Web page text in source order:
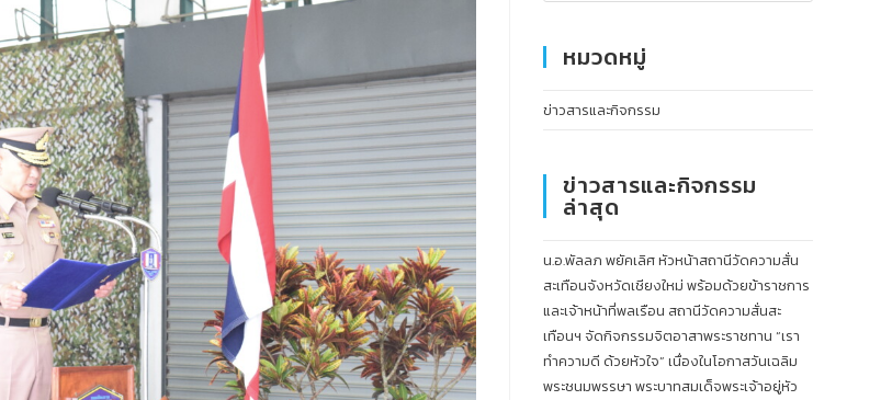
หมวดหมู่
ข่าวสารและกิจกรรม
ข่าวสารและกิจกรรม
ล่าสุด
น.อ.พัลลภ พยัคเลิศ หัวหน้าสถานีวัดความสั่น
สะเทือนจังหวัดเชียงใหม่ พร้อมด้วยข้าราชการ
และเจ้าหน้าที่พลเรือน สถานีวัดความสั่นสะ
เทือนฯ จัดกิจกรรมจิตอาสาพระราชทาน “เรา
ทำความดี ด้วยหัวใจ” เนื่องในโอกาสวันเฉลิม
พระชนมพรรษา พระบาทสมเด็จพระเจ้าอยู่หัว